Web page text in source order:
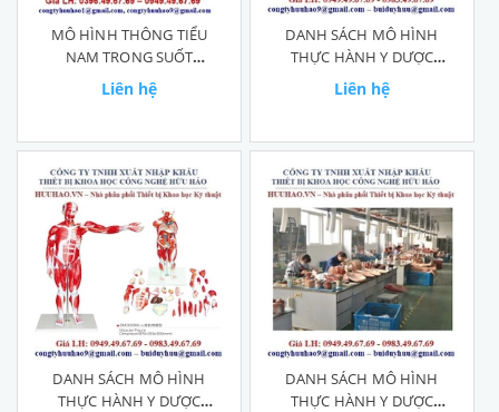
MÔ HÌNH THÔNG TIỂU
NAM TRONG SUỐT
GD/H16E
Liên hệ
DANH SÁCH MÔ HÌNH
THỰC HÀNH Y DƯỢC
HÃNG SUZHOU MEDICAL
Liên hệ
DANH SÁCH MÔ HÌNH
THỰC HÀNH Y DƯỢC
DANH SÁCH MÔ HÌNH
THỰC HÀNH Y DƯỢC